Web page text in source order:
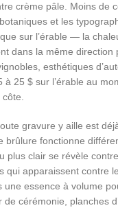
crème pâle. Moins de
et les
sur l’érable — la
dans la même direction
esthétiques
à 25 $ sur l’érable au
gravure y aille est
brûlure fonctionne
plus clair se révèle
qui apparaissent contre
une essence à volume
cérémonie, planches